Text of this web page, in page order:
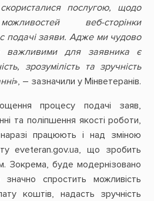
послугою, щодо
веб-сторінки
подачі заяви. Адже ми чудово
важливими для заявника є
зрозумілість та зручність
», – зазначили у Мінветеранів.
процесу подачі заяв,
та поліпшення якості роботи,
наразі працюють і над зміною
eveteran.gov.ua, що зробить
Зокрема, буде модернізовано
спростить можливість
коштів, надасть зручність